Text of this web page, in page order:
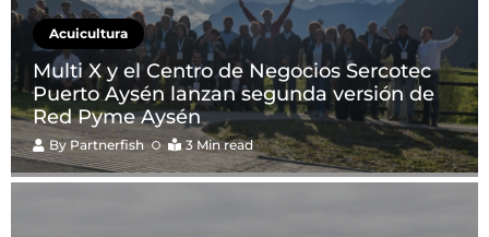
Acuicultura
Multi X y el Centro de Negocios Sercotec
Puerto Aysén lanzan segunda versión de
Red Pyme Aysén
By Partnerfish 3 Min read